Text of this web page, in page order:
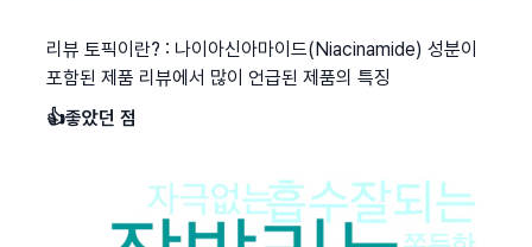
리뷰 토픽이란? : 나이아신아마이드(Niacinamide) 성분이
포함된 제품 리뷰에서 많이 언급된 제품의 특징
👍좋았던 점